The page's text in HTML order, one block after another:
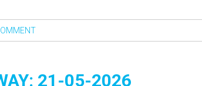
21-05-2026